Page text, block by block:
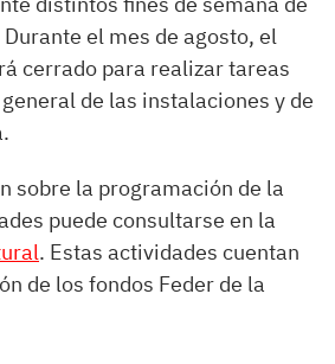
el mes de agosto, el
cerrado para realizar tareas
de las instalaciones y de
sobre la programación de la
puede consultarse en la
. Estas actividades cuentan
de los fondos Feder de la